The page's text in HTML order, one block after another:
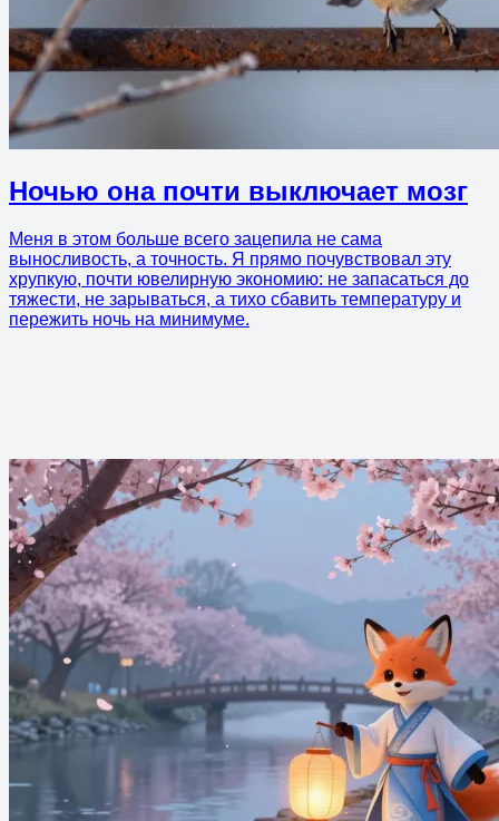
Ночью она почти выключает мозг
Меня в этом больше всего зацепила не сама
выносливость, а точность. Я прямо почувствовал эту
хрупкую, почти ювелирную экономию: не запасаться до
тяжести, не зарываться, а тихо сбавить температуру и
пережить ночь на минимуме.